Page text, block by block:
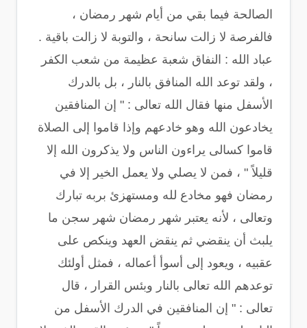
الصالحة فيما بقي من أيام شهر رمضان ،
فالفرصة لا زالت سانحة ، والتوبة لا زالت باقية .
عباد الله : النفاق شعبة عظيمة من شعب الكفر
، ولقد توعد الله المنافق بالنار ، بل بالدرك
الأسفل منها فقال الله تعالى : " إن المنافقين
يخادعون الله وهو خادعهم وإذا قاموا إلى الصلاة
قاموا كسالى يراءون الناس ولا يذكرون الله إلا
قليلاً " ، فمن لا يصلي ولا يعمل الخير إلا في
رمضان فهو مخادع لله ومستهزئ بربه تبارك
وتعالى ، لأنه يعتبر شهر رمضان شهر سجن ما
يلبث أن ينقضي ثم ينقض العهد وينكص على
عقبيه ، ويعود إلى أسوأ أعماله ، فمثل أولئك
توعدهم الله تعالى بالنار وبئس القرار ، قال
تعالى : " إن المنافقين في الدرك الأسفل من